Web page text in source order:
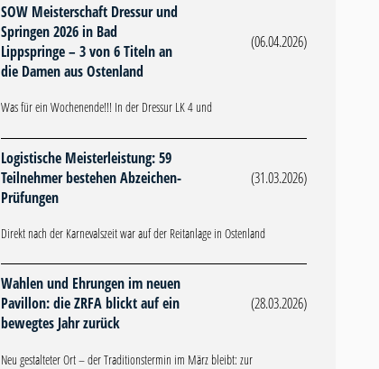
SOW Meisterschaft Dressur und
Springen 2026 in Bad
Lippspringe – 3 von 6 Titeln an
die Damen aus Ostenland
(06.04.2026)
Was für ein Wochenende!!! In der Dressur LK 4 und
Logistische Meisterleistung: 59
Teilnehmer bestehen Abzeichen-
Prüfungen
(31.03.2026)
Direkt nach der Karnevalszeit war auf der Reitanlage in Ostenland
Wahlen und Ehrungen im neuen
Pavillon: die ZRFA blickt auf ein
bewegtes Jahr zurück
(28.03.2026)
Neu gestalteter Ort – der Traditionstermin im März bleibt: zur